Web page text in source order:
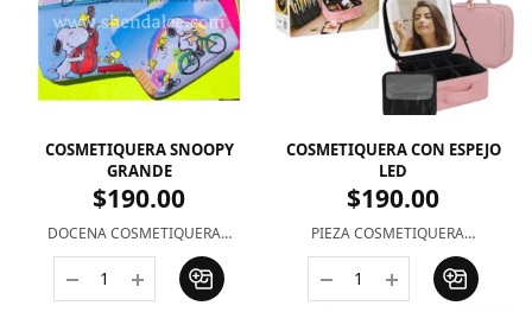
COSMETIQUERA SNOOPY
GRANDE
$190.00
DOCENA COSMETIQUERA…
COSMETIQUERA CON ESPEJO
LED
$190.00
PIEZA COSMETIQUERA…